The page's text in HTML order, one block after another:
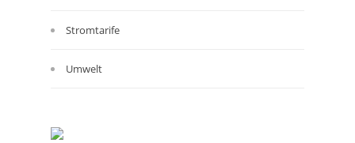
Stromtarife
Umwelt